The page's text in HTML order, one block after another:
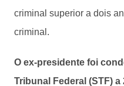
criminal superior a dois
criminal.
O ex-presidente foi
Tribunal Federal (STF)